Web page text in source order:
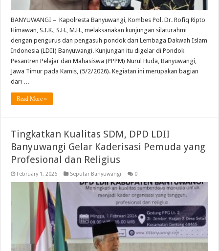
BANYUWANGI – Kapolresta Banyuwangi, Kombes Pol. Dr. Rofiq Ripto
Himawan, S.I.K., S.H., M.H., melaksanakan kunjungan silaturahmi
dengan pengurus dan pengasuh pondok dari Lembaga Dakwah Islam
Indonesia (LDII) Banyuwangi. Kunjungan itu digelar di Pondok
Pesantren Pelajar dan Mahasiswa (PPPM) Nurul Huda, Banyuwangi,
Jawa Timur pada Kamis, (5/2/2026). Kegiatan ini merupakan bagian
dari …
Read More »
Tingkatkan Kualitas SDM, DPD LDII
Banyuwangi Gelar Kaderisasi Pemuda yang
Profesional dan Religius
February 1, 2026 Seputar Banyuwangi 0